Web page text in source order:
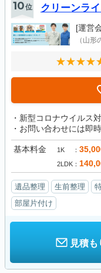
10位 クリーンラ
[運営
（山形
・新型コロナウイルス
・お問い合わせには即
基本料金 1K
2LDK
遺品整理 生前整理
部屋片付け
見積